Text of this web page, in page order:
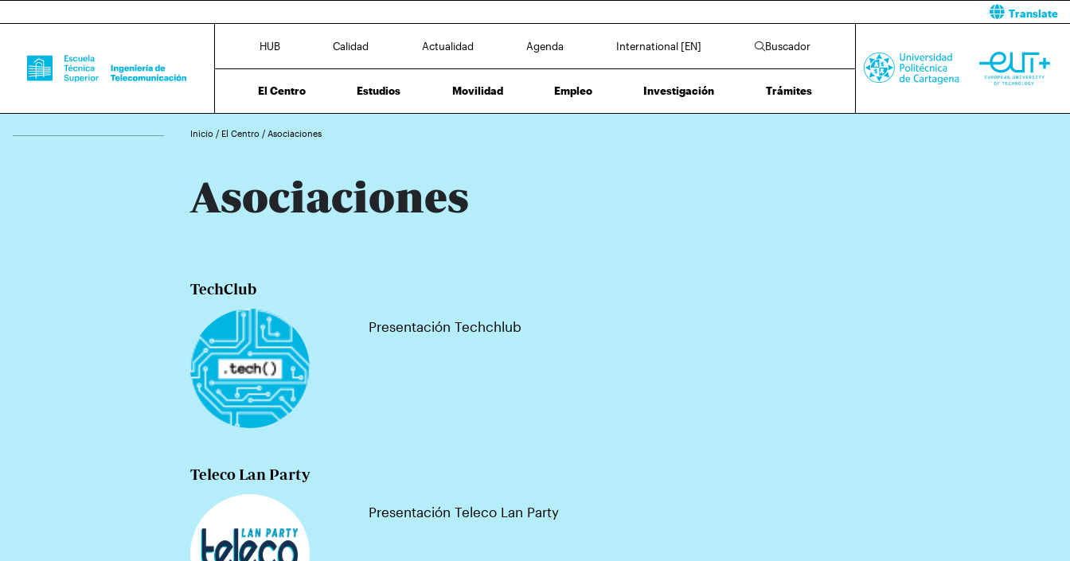
Translate
HUB Calidad Actualidad Agenda International [EN] Buscador
El Centro Estudios Movilidad Empleo Investigación Trámites
Inicio / El Centro / Asociaciones
Asociaciones
TechClub
Presentación Techchlub
Teleco Lan Party
Presentación Teleco Lan Party